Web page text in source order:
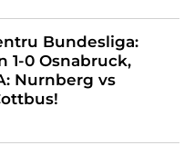
Bundesliga:
1-0 Osnabruck,
Nurnberg vs